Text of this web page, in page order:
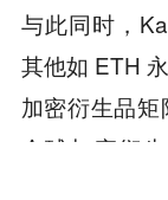
与此同时，
其他如 ETH
加密衍生品
全球加密衍